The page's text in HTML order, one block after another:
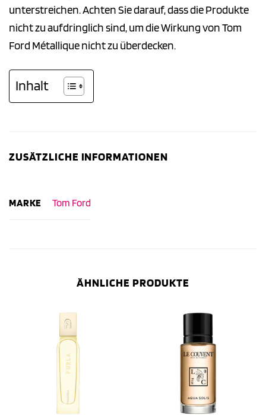
unterstreichen. Achten Sie darauf, dass die Produkte
nicht zu aufdringlich sind, um die Wirkung von Tom
Ford Métallique nicht zu überdecken.
Inhalt
ZUSÄTZLICHE INFORMATIONEN
MARKE Tom Ford
ÄHNLICHE PRODUKTE